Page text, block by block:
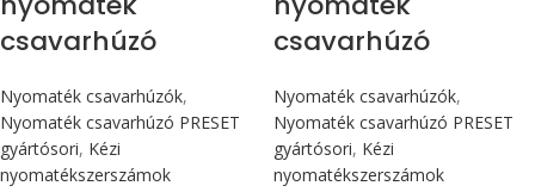
csavarhúzó
Nyomaték csavarhúzók,
Nyomaték csavarhúzó PRESET
gyártósori, Kézi
nyomatékszerszámok
csavarhúzó
Nyomaték csavarhúzók,
Nyomaték csavarhúzó PRESET
gyártósori, Kézi
nyomatékszerszámok